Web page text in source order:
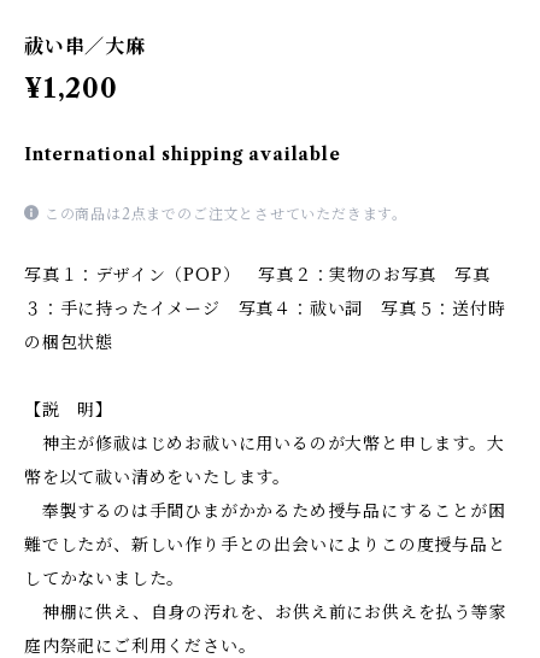
祓い串／大麻
¥1,200
International shipping available
この商品は2点までのご注文とさせていただきます。
写真１：デザイン（POP） 写真２：実物のお写真 写真
３：手に持ったイメージ 写真４：祓い詞 写真５：送付時
の梱包状態
【説 明】
神主が修祓はじめお祓いに用いるのが大幣と申します。大
幣を以て祓い清めをいたします。
奉製するのは手間ひまがかかるため授与品にすることが困
難でしたが、新しい作り手との出会いによりこの度授与品と
してかないました。
神棚に供え、自身の汚れを、お供え前にお供えを払う等家
庭内祭祀にご利用ください。